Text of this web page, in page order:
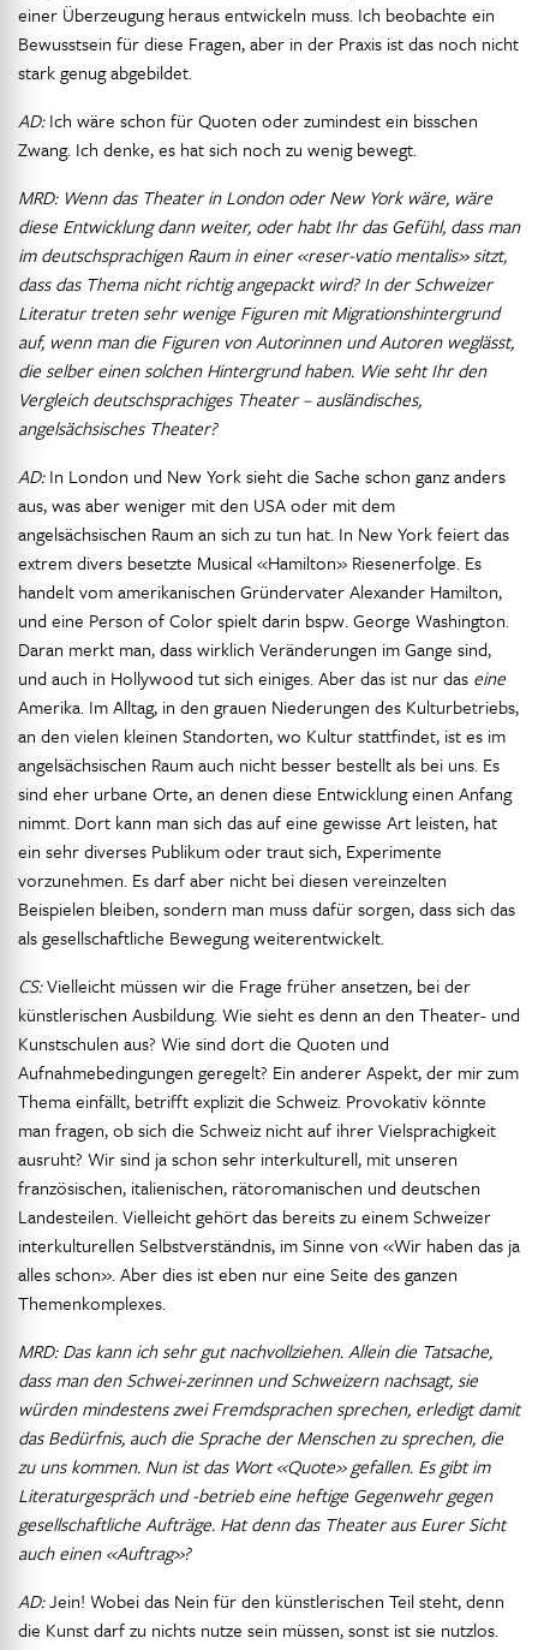
einer Überzeugung heraus entwickeln muss. Ich beobachte ein
Bewusstsein für diese Fragen, aber in der Praxis ist das noch nicht
stark genug abgebildet.
AD:Ich wäre schon für Quoten oder zumindest ein bisschen
Zwang. Ich denke, es hat sich noch zu wenig bewegt.
MRD: Wenn das Theater in London oder New York wäre, wäre
diese Entwicklung dann weiter, oder habt Ihr das Gefühl, dass man
im deutschsprachigen Raum in einer «reser-vatio mentalis» sitzt,
dass das Thema nicht richtig angepackt wird? In der Schweizer
Literatur treten sehr wenige Figuren mit Migrationshintergrund
auf, wenn man die Figuren von Autorinnen und Autoren weglässt,
die selber einen solchen Hintergrund haben. Wie seht Ihr den
Vergleich deutschsprachiges Theater – ausländisches,
angelsächsisches Theater?
AD:In London und New York sieht die Sache schon ganz anders
aus, was aber weniger mit den USA oder mit dem
angelsächsischen Raum an sich zu tun hat. In New York feiert das
extrem divers besetzte Musical «Hamilton» Riesenerfolge. Es
handelt vom amerikanischen Gründervater Alexander Hamilton,
und eine Person of Color spielt darin bspw. George Washington.
Daran merkt man, dass wirklich Veränderungen im Gange sind,
und auch in Hollywood tut sich einiges. Aber das ist nur das eine
Amerika. Im Alltag, in den grauen Niederungen des Kulturbetriebs,
an den vielen kleinen Standorten, wo Kultur stattfindet, ist es im
angelsächsischen Raum auch nicht besser bestellt als bei uns. Es
sind eher urbane Orte, an denen diese Entwicklung einen Anfang
nimmt. Dort kann man sich das auf eine gewisse Art leisten, hat
ein sehr diverses Publikum oder traut sich, Experimente
vorzunehmen. Es darf aber nicht bei diesen vereinzelten
Beispielen bleiben, sondern man muss dafür sorgen, dass sich das
als gesellschaftliche Bewegung weiterentwickelt.
CS:Vielleicht müssen wir die Frage früher ansetzen, bei der
künstlerischen Ausbildung. Wie sieht es denn an den Theater- und
Kunstschulen aus? Wie sind dort die Quoten und
Aufnahmebedingungen geregelt? Ein anderer Aspekt, der mir zum
Thema einfällt, betrifft explizit die Schweiz. Provokativ könnte
man fragen, ob sich die Schweiz nicht auf ihrer Vielsprachigkeit
ausruht? Wir sind ja schon sehr interkulturell, mit unseren
französischen, italienischen, rätoromanischen und deutschen
Landesteilen. Vielleicht gehört das bereits zu einem Schweizer
interkulturellen Selbstverständnis, im Sinne von «Wir haben das ja
alles schon». Aber dies ist eben nur eine Seite des ganzen
Themenkomplexes.
MRD: Das kann ich sehr gut nachvollziehen. Allein die Tatsache,
dass man den Schwei-zerinnen und Schweizern nachsagt, sie
würden mindestens zwei Fremdsprachen sprechen, erledigt damit
das Bedürfnis, auch die Sprache der Menschen zu sprechen, die
zu uns kommen. Nun ist das Wort «Quote» gefallen. Es gibt im
Literaturgespräch und -betrieb eine heftige Gegenwehr gegen
gesellschaftliche Aufträge. Hat denn das Theater aus Eurer Sicht
auch einen «Auftrag»?
AD:Jein! Wobei das Nein für den künstlerischen Teil steht, denn
die Kunst darf zu nichts nutze sein müssen, sonst ist sie nutzlos.